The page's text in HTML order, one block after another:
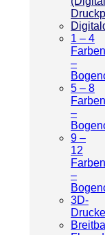
1 – 4
Farben
–
5 – 8
Farben
–
9 –
12
Farben
–
3D-